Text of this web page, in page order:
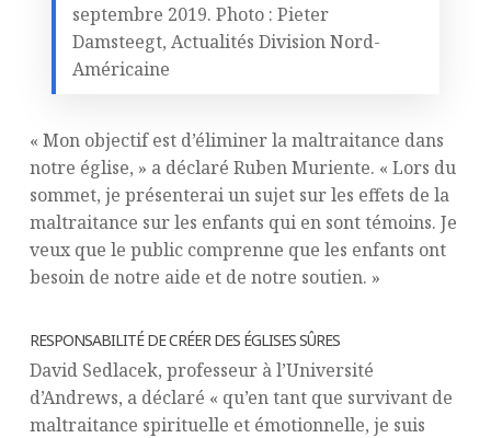
septembre 2019. Photo : Pieter
Damsteegt, Actualités Division Nord-
Américaine
« Mon objectif est d’éliminer la maltraitance dans
notre église, » a déclaré Ruben Muriente. « Lors du
sommet, je présenterai un sujet sur les effets de la
maltraitance sur les enfants qui en sont témoins. Je
veux que le public comprenne que les enfants ont
besoin de notre aide et de notre soutien. »
RESPONSABILITÉ DE CRÉER DES ÉGLISES SÛRES
David Sedlacek, professeur à l’Université
d’Andrews, a déclaré « qu’en tant que survivant de
maltraitance spirituelle et émotionnelle, je suis